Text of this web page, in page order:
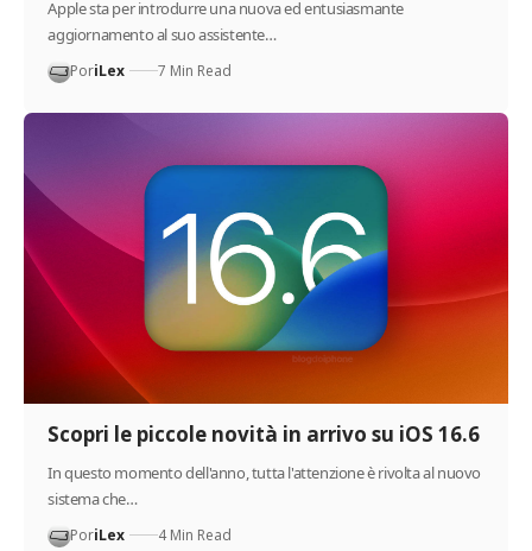
Apple sta per introdurre una nuova ed entusiasmante
aggiornamento al suo assistente…
PoriLex 7 Min Read
Scopri le piccole novità in arrivo su iOS 16.6
In questo momento dell'anno, tutta l'attenzione è rivolta al nuovo
sistema che…
PoriLex 4 Min Read